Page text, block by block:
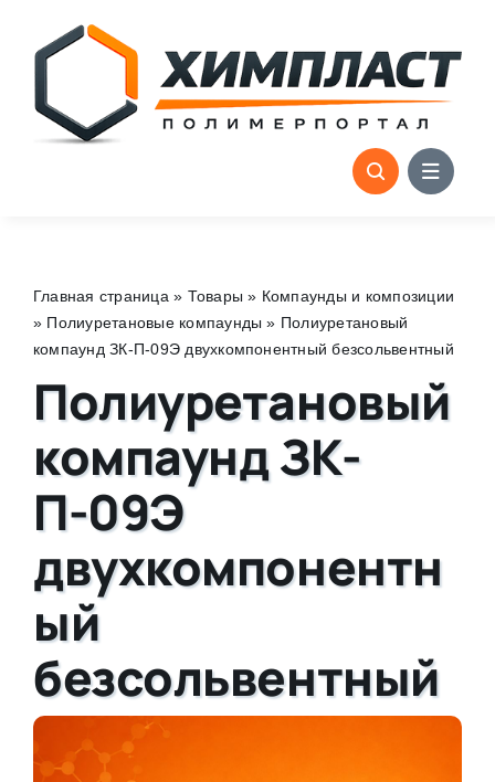
content
Главная страница » Товары » Компаунды и композиции
» Полиуретановые компаунды » Полиуретановый
компаунд ЗК-П-09Э двухкомпонентный безсольвентный
Полиуретановый
компаунд ЗК-
П-09Э
двухкомпонентн
ый
безсольвентный